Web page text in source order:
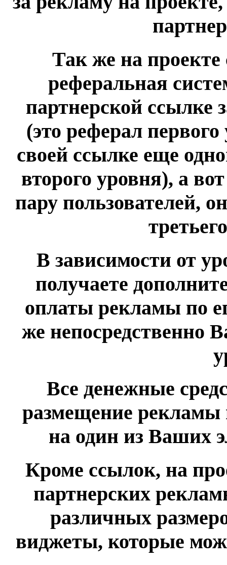
Так же на проекте
реферальная
партнерской ссылке
(это реферал
своей ссылке еще
второго уровня), а
пару пользователей,
В зависимости от
получаете
оплаты рекламы по
же непосредственно
Все денежные
размещение рекламы
на один из Ваших
Кроме ссылок, на
партнерских
различных
виджеты, которые